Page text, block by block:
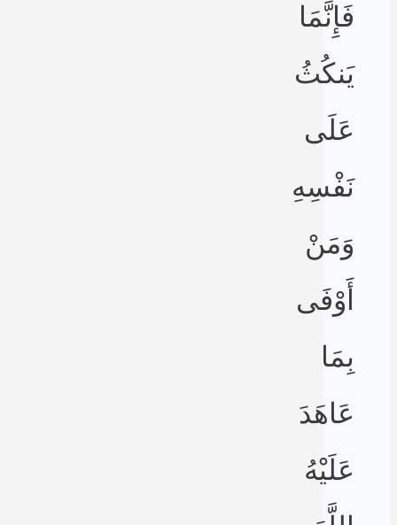
فَإِنَّمَا
يَنكُثُ
عَلَى
نَفْسِهِ
وَمَنْ
أَوْفَى
بِمَا
عَاهَدَ
عَلَيْهُ